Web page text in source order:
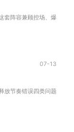
阵容兼顾控场、爆发、续
07-13
节奏错误四类问题，按从